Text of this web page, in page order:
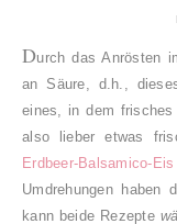
Durch das Anrösten
an Säure, d.h.,
eines, in dem frisches
also lieber etwas
Erdbeer-Balsamico-Eis
Umdrehungen haben
kann beide Rezepte